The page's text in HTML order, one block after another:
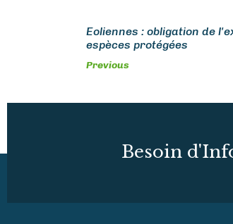
Eoliennes : obligation de
espèces protégées
Previous
Besoin